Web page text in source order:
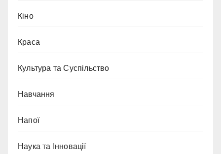
Кіно
Краса
Культура та Суспільство
Навчання
Напої
Наука та Інновації